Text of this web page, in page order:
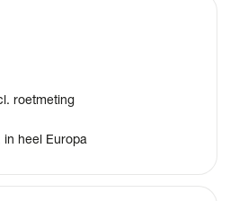
roetmeting
heel Europa